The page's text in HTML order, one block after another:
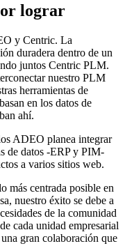
lograr
y Centric. La
duradera dentro de un
juntos Centric PLM.
nuestro PLM
herramientas de
en los datos de
ahí.
ADEO planea integrar
de datos -ERP y PIM-
a varios sitios web.
más centrada posible en
nuestro éxito se debe a
de la comunidad
cada unidad empresarial
gran colaboración que